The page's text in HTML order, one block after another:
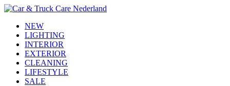
NEW
LIGHTING
INTERIOR
EXTERIOR
CLEANING
LIFESTYLE
SALE